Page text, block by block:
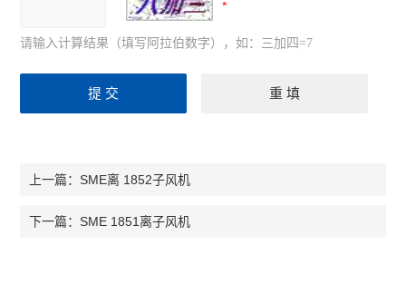
请输入计算结果（填写阿拉伯数字），如：三加四=7
上一篇： SME离 1852子风机
下一篇： SME 1851离子风机